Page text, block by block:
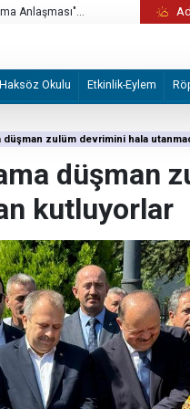
edildi
İşgal rejimi
Haksöz Okulu Etkinlik-Eylem
düşman zulüm devrimini hala
düşman
kutluyorlar